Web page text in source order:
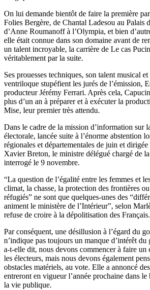
On lui demande bientôt de faire la première
Folies Bergère, de Chantal Ladesou au Palais
d’Anne Roumanoff à l’Olympia, et bien
elle était connue dans son domaine avant de
un talent incroyable, la carrière de Le cas
véritablement par la suite.
Ses prouesses techniques, son talent musical et
ventriloque stupéfient les jurés de l’émission,
producteur Jérémy Ferrari. Après cela,
plus d’un an à préparer et à exécuter la
Mise, leur premier très attendu.
Dans le cadre de la mission d’information sur
électorale, lancée suite à l’énorme abstention
régionales et départementales de juin et
Xavier Breton, le ministre délégué chargé de
interrogé le 9 novembre.
“La question de l’égalité entre les femmes et
climat, la chasse, la protection des frontières
réfugiés” ne sont que quelques-unes des
animent le ministère de l’Intérieur”, selon
refuse de croire à la dépolitisation des Français.
Par conséquent, une désillusion à l’égard du
n’indique pas toujours un manque d’intérêt
a-t-elle dit, nous devons commencer à faire
les électeurs, mais nous devons également
obstacles matériels, au vote. Elle a annoncé
entreront en vigueur l’année prochaine dans le
la vie publique.